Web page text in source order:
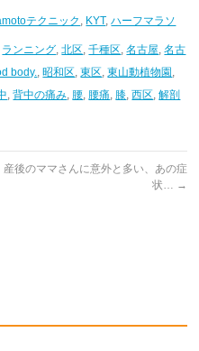
テクニック , KYT,ハーフマラソ
ランニング,北区,千種区,名古屋,名古
body., 昭和区,東区,東山動植物園 ,
,背中の痛み, 腰, 腰痛, 膝,西区,解剖
産後のママさんに意外と多い、あの症
状… →